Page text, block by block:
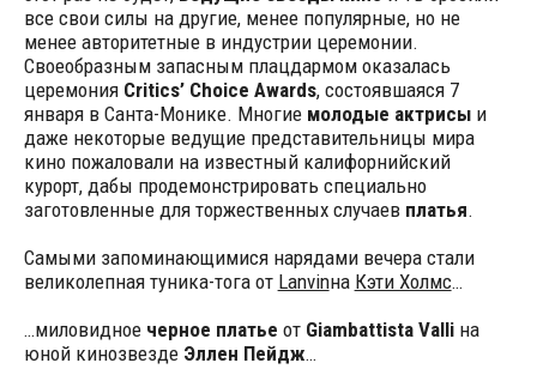
все свои силы на другие, менее популярные, но не
менее авторитетные в индустрии церемонии.
Своеобразным запасным плацдармом оказалась
церемония Critics’ Choice Awards, состоявшаяся 7
января в Санта-Монике. Многие молодые актрисыи
даже некоторые ведущие представительницы мира
кино пожаловали на известный калифорнийский
курорт, дабы продемонстрировать специально
заготовленные для торжественных случаев платья.
Самыми запоминающимися нарядами вечера стали
великолепная туника-тога от Lanvinна Кэти Холмс…
…миловидное черное платье от Giambattista Valliна
юной кинозвезде Эллен Пейдж…